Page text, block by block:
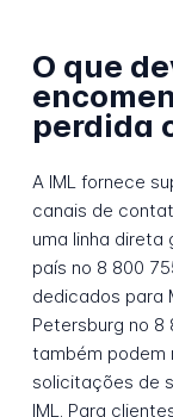
O que
perdida
A IML fornece
canais de
uma linha direta
país no 8 800
dedicados para
Petersburg no
também podem
solicitações de
IML. Para